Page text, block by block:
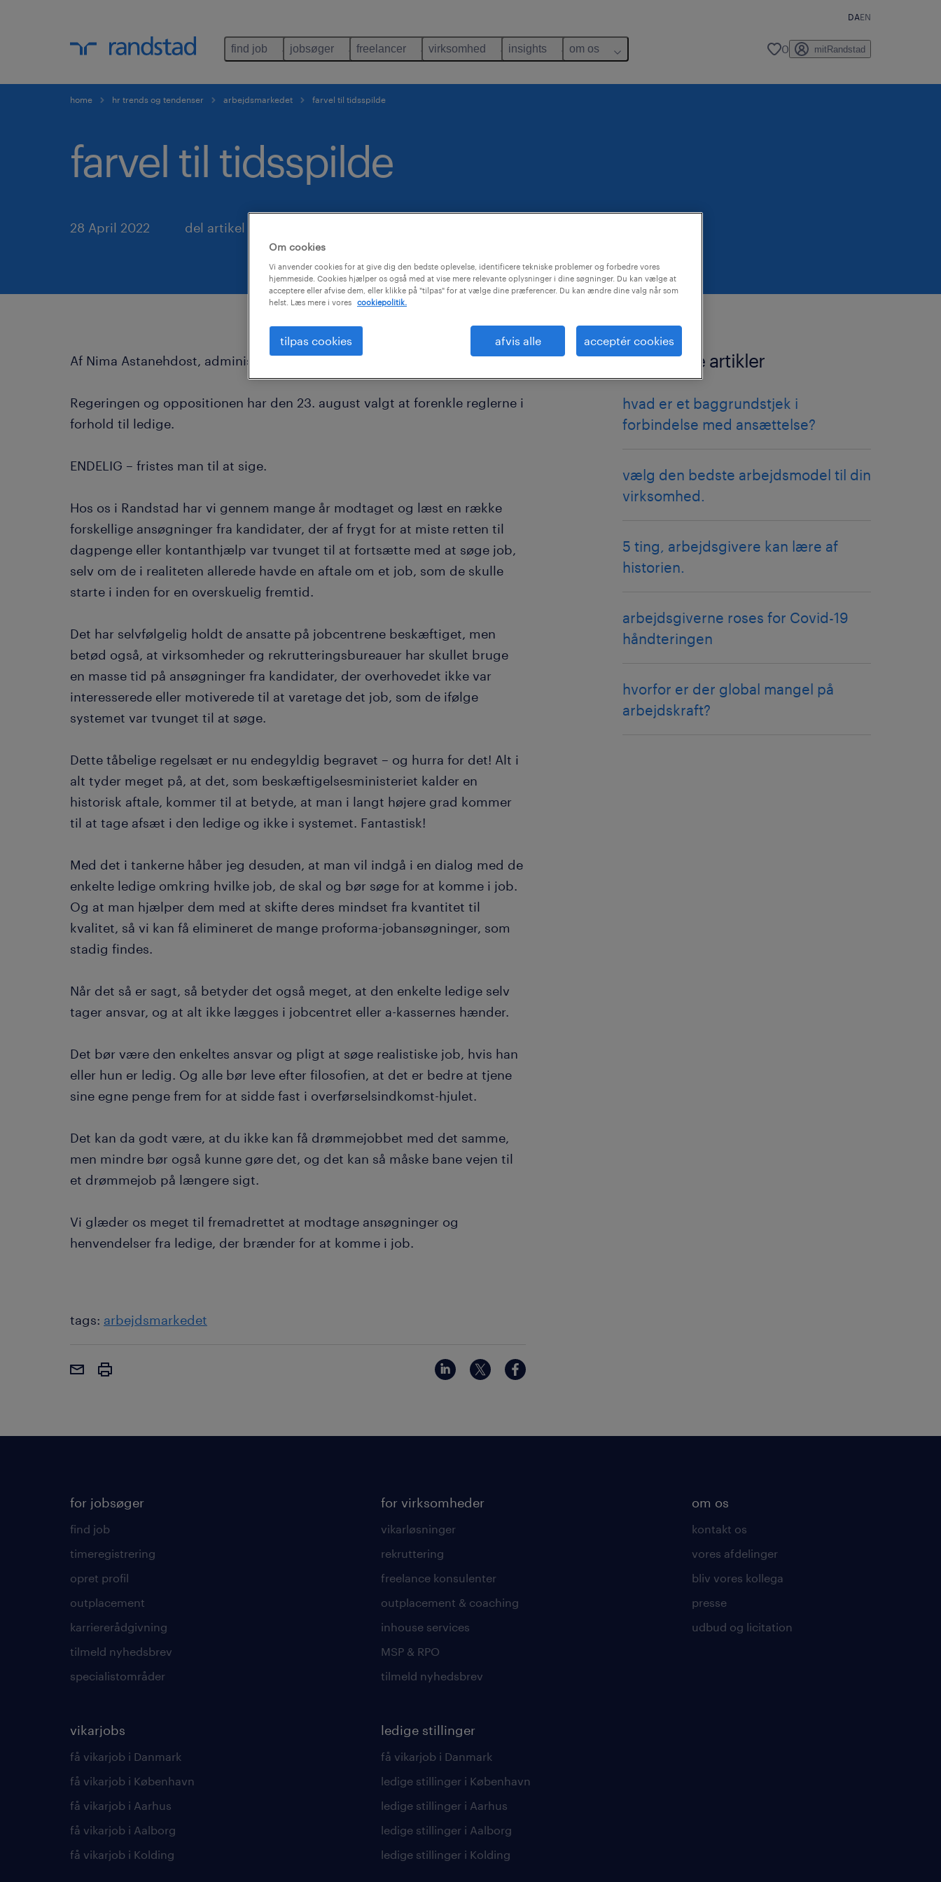
DAEN
find job jobsøger freelancer virksomhed insights om os 0 mitRandstad
home hr trends og tendenser arbejdsmarkedet farvel til tidsspilde
farvel til tidsspilde
28 April 2022 del artikel
Af Nima Astanehdost, administrerende direktør i Randstad
Regeringen og oppositionen har den 23. august valgt at forenkle reglerne i
forhold til ledige.
ENDELIG – fristes man til at sige.
Hos os i Randstad har vi gennem mange år modtaget og læst en række
forskellige ansøgninger fra kandidater, der af frygt for at miste retten til
dagpenge eller kontanthjælp var tvunget til at fortsætte med at søge job,
selv om de i realiteten allerede havde en aftale om et job, som de skulle
starte i inden for en overskuelig fremtid.
Det har selvfølgelig holdt de ansatte på jobcentrene beskæftiget, men
betød også, at virksomheder og rekrutteringsbureauer har skullet bruge
en masse tid på ansøgninger fra kandidater, der overhovedet ikke var
interesserede eller motiverede til at varetage det job, som de ifølge
systemet var tvunget til at søge.
Dette tåbelige regelsæt er nu endegyldig begravet – og hurra for det! Alt i
alt tyder meget på, at det, som beskæftigelsesministeriet kalder en
historisk aftale, kommer til at betyde, at man i langt højere grad kommer
til at tage afsæt i den ledige og ikke i systemet. Fantastisk!
Med det i tankerne håber jeg desuden, at man vil indgå i en dialog med de
enkelte ledige omkring hvilke job, de skal og bør søge for at komme i job.
Og at man hjælper dem med at skifte deres mindset fra kvantitet til
kvalitet, så vi kan få elimineret de mange proforma-jobansøgninger, som
stadig findes.
Når det så er sagt, så betyder det også meget, at den enkelte ledige selv
tager ansvar, og at alt ikke lægges i jobcentret eller a-kassernes hænder.
Det bør være den enkeltes ansvar og pligt at søge realistiske job, hvis han
eller hun er ledig. Og alle bør leve efter filosofien, at det er bedre at tjene
sine egne penge frem for at sidde fast i overførselsindkomst-hjulet.
Det kan da godt være, at du ikke kan få drømmejobbet med det samme,
men mindre bør også kunne gøre det, og det kan så måske bane vejen til
et drømmejob på længere sigt.
Vi glæder os meget til fremadrettet at modtage ansøgninger og
henvendelser fra ledige, der brænder for at komme i job.
tags: arbejdsmarkedet
relaterede artikler
hvad er et baggrundstjek i
forbindelse med ansættelse?
vælg den bedste arbejdsmodel til din
virksomhed.
5 ting, arbejdsgivere kan lære af
historien.
arbejdsgiverne roses for Covid-19
håndteringen
hvorfor er der global mangel på
arbejdskraft?
for jobsøger
find job
timeregistrering
opret profil
outplacement
karriererådgivning
tilmeld nyhedsbrev
specialistområder
vikarjobs
få vikarjob i Danmark
få vikarjob i København
få vikarjob i Aarhus
få vikarjob i Aalborg
få vikarjob i Kolding
for virksomheder
vikarløsninger
rekruttering
freelance konsulenter
outplacement & coaching
inhouse services
MSP & RPO
tilmeld nyhedsbrev
ledige stillinger
få vikarjob i Danmark
ledige stillinger i København
ledige stillinger i Aarhus
ledige stillinger i Aalborg
ledige stillinger i Kolding
om os
kontakt os
vores afdelinger
bliv vores kollega
presse
udbud og licitation
Om cookies
Vi anvender cookies for at give dig den bedste oplevelse, identificere tekniske problemer og forbedre vores
hjemmeside. Cookies hjælper os også med at vise mere relevante oplysninger i dine søgninger. Du kan vælge at
acceptere eller afvise dem, eller klikke på "tilpas" for at vælge dine præferencer. Du kan ændre dine valg når som
helst. Læs mere i vores
cookiepolitik.
tilpas cookies afvis alle acceptér cookies